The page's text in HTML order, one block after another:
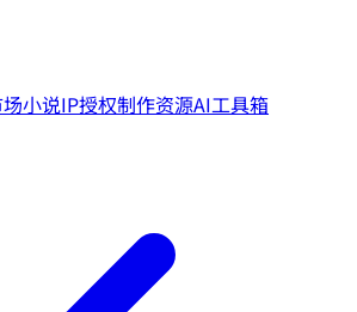
小说IP授权制作资源AI工具箱